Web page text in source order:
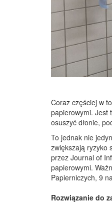
Coraz częściej w
papierowymi. Jest
osuszyć dłonie,
To jednak nie
zwiększają ryzyko
przez Journal of
papierowymi.
Papierniczych, 9
Rozwiązanie do